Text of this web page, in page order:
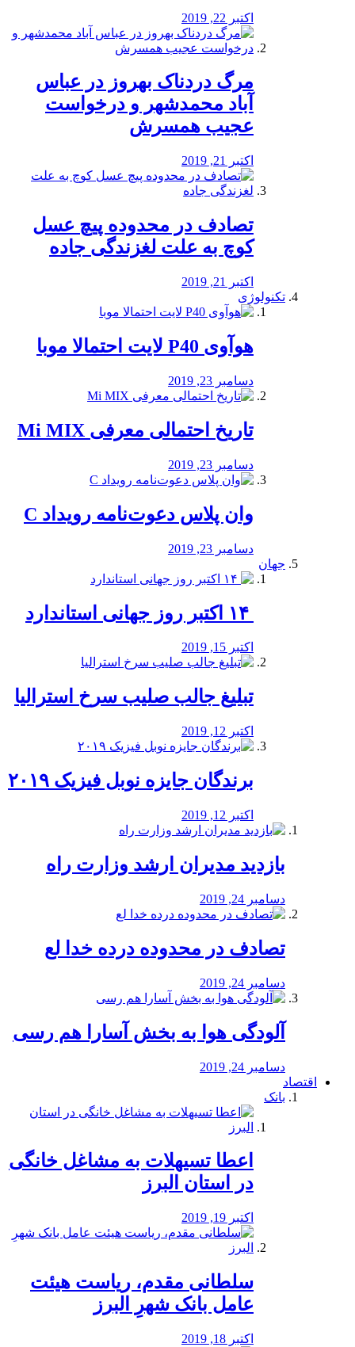
اکتبر 22, 2019
مرگ دردناک بهروز در عباس
آباد محمدشهر و درخواست
عجیب همسرش
اکتبر 21, 2019
تصادف در محدوده پیچ عسل
کوچ به علت لغزندگی جاده
اکتبر 21, 2019
تکنولوژی
هوآوی P40 لایت احتمالا موبا
دسامبر 23, 2019
تاریخ احتمالی معرفی Mi MIX
دسامبر 23, 2019
وان پلاس دعوت‌نامه رویداد C
دسامبر 23, 2019
جهان
اکتبر 15, 2019
تبلیغ جالب صلیب سرخ استرالیا
اکتبر 12, 2019
برندگان جایزه نوبل فیزیک ۲۰۱۹
اکتبر 12, 2019
بازدید مدیران ارشد وزارت راه
دسامبر 24, 2019
تصادف در محدوده درده خدا لع
دسامبر 24, 2019
آلودگی هوا به بخش آسارا هم رسی
دسامبر 24, 2019
اقتصاد
بانک
️اعطا تسیهلات به مشاغل خانگی
در استان البرز
اکتبر 19, 2019
سلطانی مقدم، ریاست هیئت
عامل بانک شهرِ البرز
اکتبر 18, 2019